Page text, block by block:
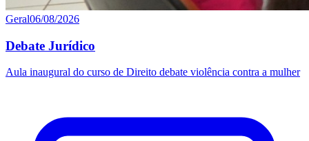
Geral06/08/2026
Debate Jurídico
Aula inaugural do curso de Direito debate violência contra a mulher